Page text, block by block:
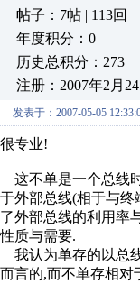
帖子：7帖 | 113回
年度积分：0
历史总积分：273
注册：2007年2月24
发表于：2007-05-05
很专业!
这不单是一个总线
于外部总线(相于与终
了外部总线的利用率
性质与需要.
我认为单存的以总
而言的,而不单存相对